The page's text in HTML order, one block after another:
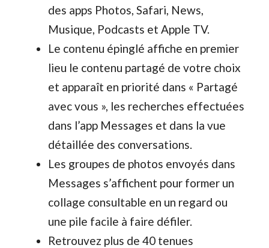
des apps Photos, Safari, News,
Musique, Podcasts et Apple TV.
Le contenu épinglé affiche en premier
lieu le contenu partagé de votre choix
et apparaît en priorité dans « Partagé
avec vous », les recherches effectuées
dans l’app Messages et dans la vue
détaillée des conversations.
Les groupes de photos envoyés dans
Messages s’affichent pour former un
collage consultable en un regard ou
une pile facile à faire défiler.
Retrouvez plus de 40 tenues